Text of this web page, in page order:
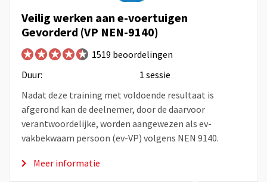
Veilig werken aan e-voertuigen
Gevorderd (VP NEN-9140)
1519 beoordelingen
Duur:
1 sessie
Nadat deze training met voldoende resultaat is
afgerond kan de deelnemer, door de daarvoor
verantwoordelijke, worden aangewezen als ev-
vakbekwaam persoon (ev-VP) volgens NEN 9140.
Meer informatie